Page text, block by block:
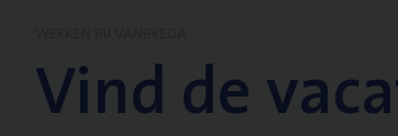
Vind de